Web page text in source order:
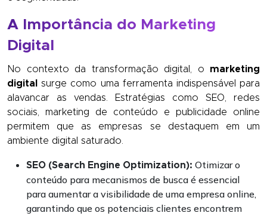
A Importância do Marketing
Digital
No contexto da transformação digital, o marketing
digital
surge como uma ferramenta indispensável para
alavancar as vendas. Estratégias como SEO, redes
sociais, marketing de conteúdo e publicidade online
permitem que as empresas se destaquem em um
ambiente digital saturado.
SEO (Search Engine Optimization): Otimizar o
conteúdo para mecanismos de busca é essencial
para aumentar a visibilidade de uma empresa online,
garantindo que os potenciais clientes encontrem